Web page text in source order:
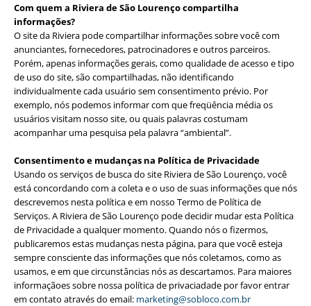
Com quem a Riviera de São Lourenço compartilha
informações?
O site da Riviera pode compartilhar informações sobre você com
anunciantes, fornecedores, patrocinadores e outros parceiros.
Porém, apenas informações gerais, como qualidade de acesso e tipo
de uso do site, são compartilhadas, não identificando
individualmente cada usuário sem consentimento prévio. Por
exemplo, nós podemos informar com que freqüência média os
usuários visitam nosso site, ou quais palavras costumam
acompanhar uma pesquisa pela palavra “ambiental”.
Consentimento e mudanças na Política de Privacidade
Usando os serviços de busca do site Riviera de São Lourenço, você
está concordando com a coleta e o uso de suas informações que nós
descrevemos nesta política e em nosso Termo de Política de
Serviços. A Riviera de São Lourenço pode decidir mudar esta Política
de Privacidade a qualquer momento. Quando nós o fizermos,
publicaremos estas mudanças nesta página, para que você esteja
sempre consciente das informações que nós coletamos, como as
usamos, e em que circunstâncias nós as descartamos. Para maiores
informaçãoes sobre nossa política de privaciadade por favor entrar
em contato através do email: marketing@sobloco.com.br